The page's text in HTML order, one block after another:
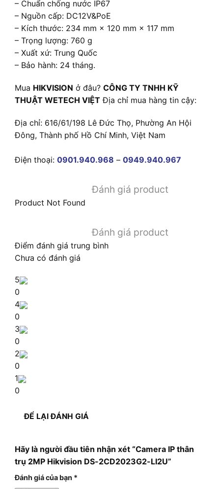
– Chuẩn chống nước IP67
– Nguồn cấp: DC12V&PoE
– Kích thước: 234 mm × 120 mm × 117 mm
– Trọng lượng: 760 g
– Xuất xứ: Trung Quốc
– Bảo hành: 24 tháng.
Mua HIKVISION ở đâu? CÔNG TY TNHH KỸ
THUẬT WETECH VIỆT Địa chỉ mua hàng tin cậy:
Địa chỉ: 616/61/198 Lê Đức Thọ, Phường An Hội
Đông, Thành phố Hồ Chí Minh, Việt Nam
Điện thoại: 0901.940.968 – 0949.940.967
Đánh giá product
Product Not Found
Đánh giá product
Điểm đánh giá trung bình
Chưa có đánh giá
5
0
4
0
3
0
2
0
1
0
ĐỂ LẠI ĐÁNH GIÁ
Hãy là người đầu tiên nhận xét “Camera IP thân
trụ 2MP Hikvision DS-2CD2023G2-LI2U”
Đánh giá của bạn *